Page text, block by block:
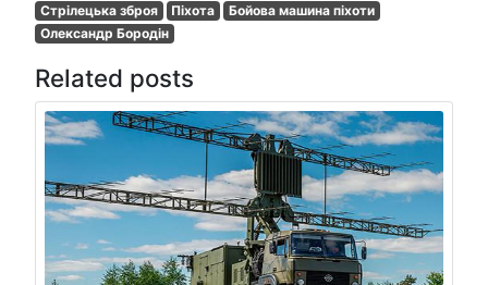
Стрілецька зброя
Піхота
Бойова машина піхоти
Олександр Бородін
Related posts